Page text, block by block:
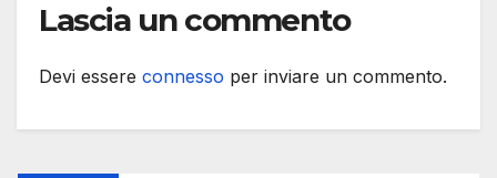
Lascia un commento
Devi essere connesso per inviare un commento.